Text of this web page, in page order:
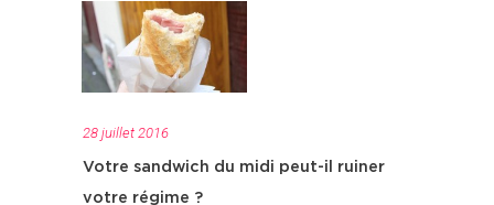
28 juillet 2016
Votre sandwich du midi peut-il ruiner
votre régime ?